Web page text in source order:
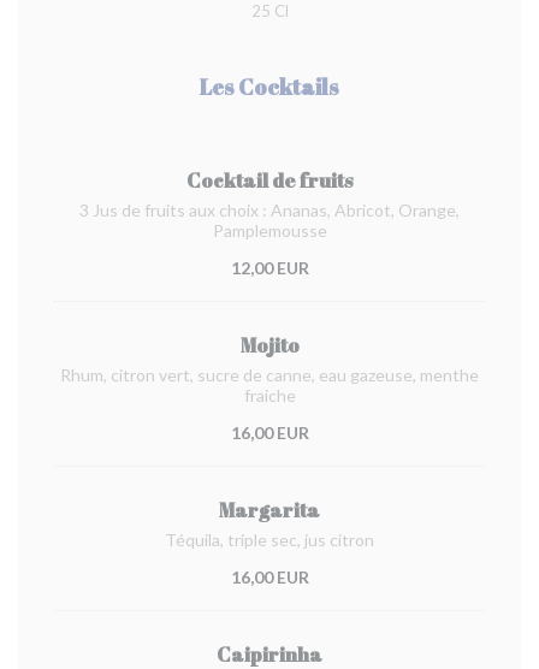
25 Cl
Les Cocktails
Cocktail de fruits
3 Jus de fruits aux choix : Ananas, Abricot, Orange,
Pamplemousse
12,00 EUR
Mojito
Rhum, citron vert, sucre de canne, eau gazeuse, menthe
fraiche
16,00 EUR
Margarita
Téquila, triple sec, jus citron
16,00 EUR
Caipirinha